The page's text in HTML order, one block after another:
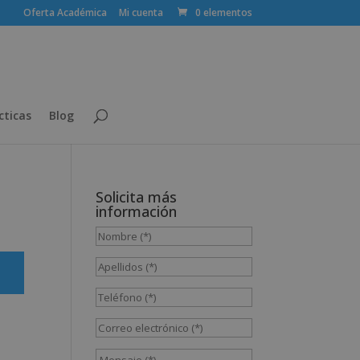
Oferta Académica Mi cuenta 0 elementos
Blog
Solicita más
información